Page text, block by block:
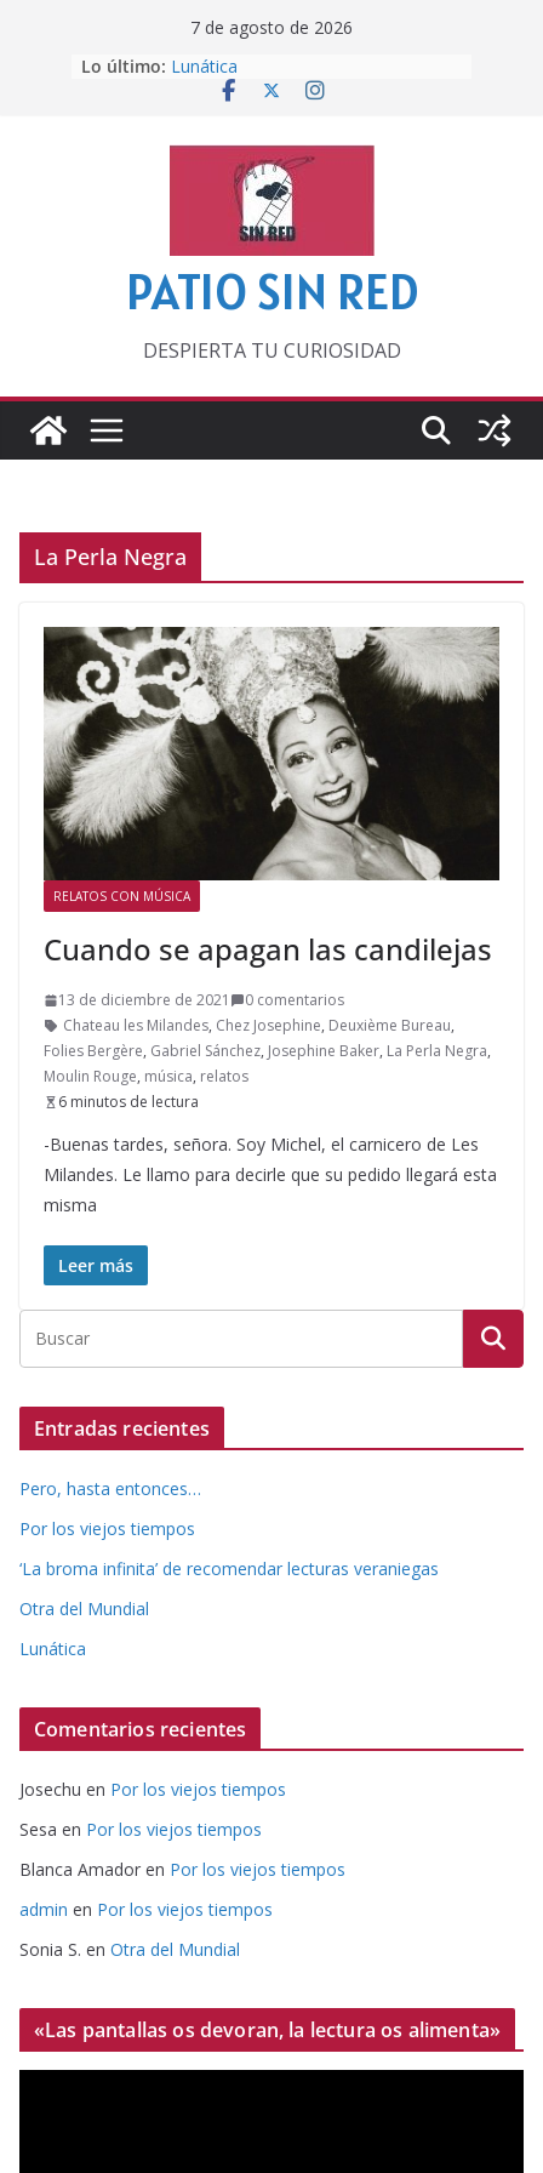
7 de agosto de 2026
Lo último: Lunática
Pero, hasta entonces…
‘La broma infinita’ de recomendar
lecturas veraniegas
Otra del Mundial
PATIO SIN RED
DESPIERTA TU CURIOSIDAD
La Perla Negra
RELATOS CON MÚSICA
Cuando se apagan las candilejas
13 de diciembre de 2021
0 comentarios
Chateau les Milandes, Chez Josephine, Deuxième Bureau,
Folies Bergère, Gabriel Sánchez, Josephine Baker, La Perla Negra,
Moulin Rouge, música, relatos
6 minutos de lectura
-Buenas tardes, señora. Soy Michel, el carnicero de Les
Milandes. Le llamo para decirle que su pedido llegará esta
misma
Leer más
Entradas recientes
Pero, hasta entonces…
Por los viejos tiempos
‘La broma infinita’ de recomendar lecturas veraniegas
Otra del Mundial
Lunática
Comentarios recientes
Josechu en Por los viejos tiempos
Sesa en Por los viejos tiempos
Blanca Amador en Por los viejos tiempos
admin en Por los viejos tiempos
Sonia S. en Otra del Mundial
«Las pantallas os devoran, la lectura os alimenta»